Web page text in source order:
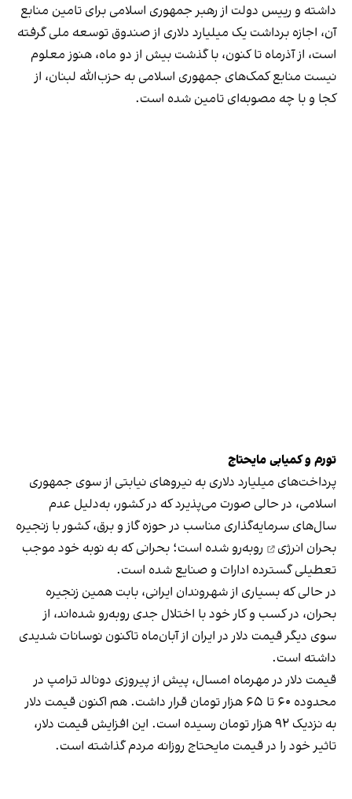
داشته و رییس دولت از رهبر جمهوری اسلامی برای تامین منابع
آن، اجازه برداشت یک میلیارد دلاری از صندوق توسعه ملی گرفته
است، از آذرماه تا کنون، با گذشت بیش از دو ماه، هنوز معلوم
نیست منابع کمک‌های جمهوری اسلامی به حزب‌الله لبنان، از
کجا و با چه مصوبه‌ای تامین شده است.
تورم و کمیابی مایحتاج
پرداخت‌های میلیارد دلاری به نیروهای نیابتی از سوی جمهوری
اسلامی، در حالی صورت می‌پذیرد که در کشور، به‌دلیل عدم
سال‌های سرمایه‌گذاری مناسب در حوزه گاز و برق، کشور با زنجیره
بحران انرژی
روبه‌رو شده است؛ بحرانی که به نوبه خود موجب
تعطیلی گسترده ادارات و صنایع شده است.
در حالی که بسیاری از شهروندان ایرانی، بابت همین زنجیره
بحران، در کسب و کار خود با اختلال جدی روبه‌رو شده‌اند، از
سوی دیگر قیمت دلار در ایران از آبان‌ماه تاکنون نوسانات شدیدی
داشته است.
قیمت دلار در مهرماه امسال، پیش از پیروزی دونالد ترامپ در
محدوده ۶۰ تا ۶۵ هزار تومان قرار داشت. هم اکنون قیمت دلار
به نزدیک ۹۲ هزار تومان رسیده است. این افزایش قیمت دلار،
تاثیر خود را در قیمت مایحتاج روزانه مردم گذاشته است.